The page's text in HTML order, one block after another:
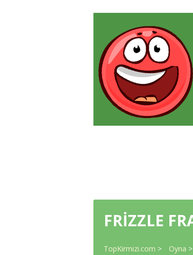
LABIRENT
Puan
Düşmeden bir labirent
yuvarlayabilir miyim? 3D top
ŞIMDI OYNA
FRIZZLE
TopKirmizi.com Oyna